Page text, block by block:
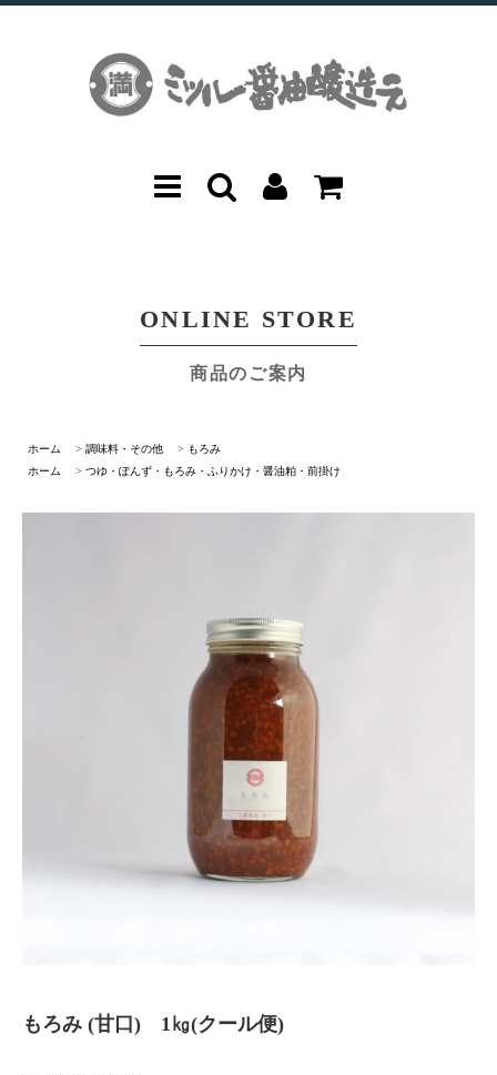
ONLINE STORE
商品のご案内
ホーム > 調味料・その他 > もろみ
ホーム
> つゆ・ぽんず・もろみ・ふりかけ・醤油粕・前掛け
もろみ (甘口) 1㎏(クール便)